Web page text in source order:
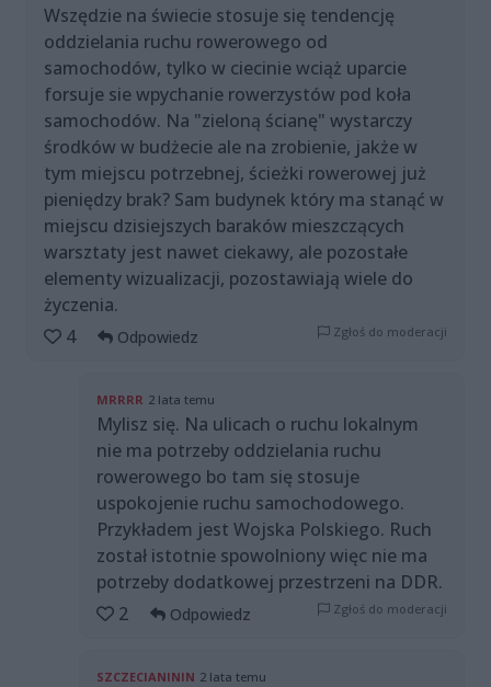
Wszędzie na świecie stosuje się tendencję
oddzielania ruchu rowerowego od
samochodów, tylko w ciecinie wciąż uparcie
forsuje sie wpychanie rowerzystów pod koła
samochodów. Na "zieloną ścianę" wystarczy
środków w budżecie ale na zrobienie, jakże w
tym miejscu potrzebnej, ścieżki rowerowej już
pieniędzy brak? Sam budynek który ma stanąć w
miejscu dzisiejszych baraków mieszczących
warsztaty jest nawet ciekawy, ale pozostałe
elementy wizualizacji, pozostawiają wiele do
życzenia.
4
Odpowiedz Zgłoś do moderacji
MRRRR 2 lata temu
Mylisz się. Na ulicach o ruchu lokalnym
nie ma potrzeby oddzielania ruchu
rowerowego bo tam się stosuje
uspokojenie ruchu samochodowego.
Przykładem jest Wojska Polskiego. Ruch
został istotnie spowolniony więc nie ma
potrzeby dodatkowej przestrzeni na DDR.
2
Odpowiedz Zgłoś do moderacji
SZCZECIANININ 2 lata temu